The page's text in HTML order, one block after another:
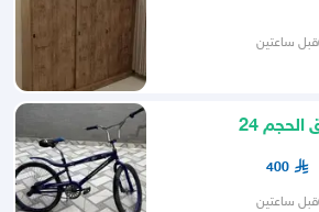
قبل ساعتين
400
قبل ساعتين